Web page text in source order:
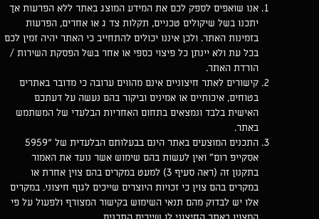
אנו שואפים לספק לכם את המידע המוצג באתר ללא הפרעות אך
יתכנו בשל שיקולים טכניים, תקלות צד ג או אחרים, הפרעות
בזמינות האתר. ולכן איננו יכולים להתחייב כי האתר יהיה זמין לכם
בכל עת ולא יינתן כל פיצוי כספי או אחר בשל הפסקת השירות /
הורדת האתר.
קישורים לאתר חיצוניים אינם מהווים ערובה כי מדובר באתרים
בטוחים, איכותיים או אמינים וביקור בהם נעשה על דעתכם
האישית בלבד ונמצאים בתחום האחריות הבלעדי של המשתמש
באתר.
התכנים המוצעים באתר הינם בבעלותם הבלעדית של “5959
אסקייפ רום” ואין לעשות בהם שימוש אשר נועד את האמור
בתקנון זה (ראה סעיף 3) למעט במקרים בהם צוין אחרת או
במקרים בהם צוין כי זכויות היוצרים שייכים לגוף חיצוני. במקרים
אלו יש לבדוק מהם תנאי השימוש בקישור המצורף ולפעול על פי